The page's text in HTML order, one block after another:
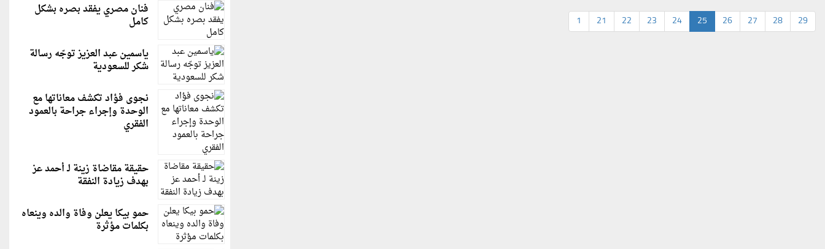
1 21 22 23 24 25 26 27 28 29
فنان مصري يفقد بصره بشكل
كامل
ياسمين عبد العزيز توجّه رسالة
شكر للسعودية
نجوى فؤاد تكشف معاناتها مع
الوحدة وإجراء جراحة بالعمود
الفقري
حقيقة مقاضاة زينة لـ أحمد عز
بهدف زيادة النفقة
حمو بيكا يعلن وفاة والده وينعاه
بكلمات مؤثرة